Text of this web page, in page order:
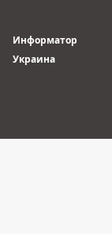
Информатор
Украина